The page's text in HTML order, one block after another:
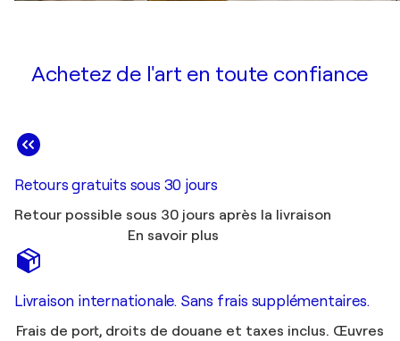
Achetez de l'art en toute confiance
Retours gratuits sous 30 jours
Retour possible sous 30 jours après la livraison
En savoir plus
Livraison internationale. Sans frais supplémentaires.
Frais de port, droits de douane et taxes inclus. Œuvres